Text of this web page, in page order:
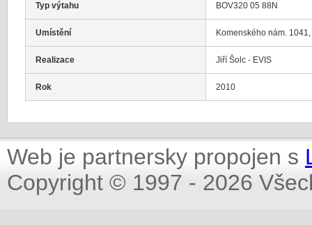
Typ výtahu BOV320 05 88N
Umístění Komenského nám.
Realizace Jiří Šolc - EVIS
Rok 2010
Web je partnersky propojen s
Copyright © 1997 - 2026